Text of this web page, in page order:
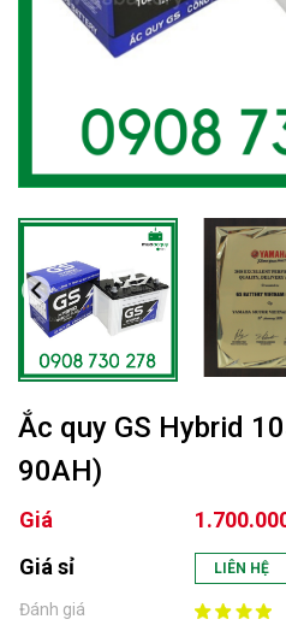
Ắc quy GS Hybrid
90AH)
Giá
Giá sỉ
LIÊN HỆ
Đánh giá